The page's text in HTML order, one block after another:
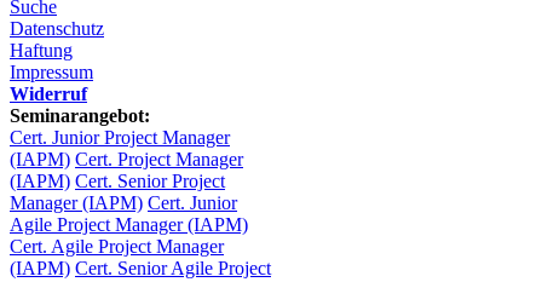
Suche
Datenschutz
Haftung
Impressum
Widerruf
Seminarangebot:
Cert. Junior Project Manager
(IAPM) Cert. Project Manager
(IAPM) Cert. Senior Project
Manager (IAPM) Cert. Junior
Agile Project Manager (IAPM)
Cert. Agile Project Manager
(IAPM) Cert. Senior Agile Project